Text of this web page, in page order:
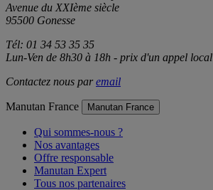
Avenue du XXIème siècle
95500 Gonesse
Tél: 01 34 53 35 35
Lun-Ven de 8h30 à 18h - prix d'un appel local
Contactez nous paremail
Manutan France Manutan France
Qui sommes-nous ?
Nos avantages
Offre responsable
Manutan Expert
Tous nos partenaires